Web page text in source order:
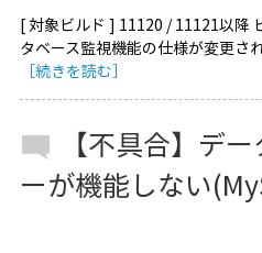
[ 対象ビルド ] 11120 / 11121以降
タベース監視機能の仕様が変更さ
［続きを読む］
【不具合】デ
ーが機能しない